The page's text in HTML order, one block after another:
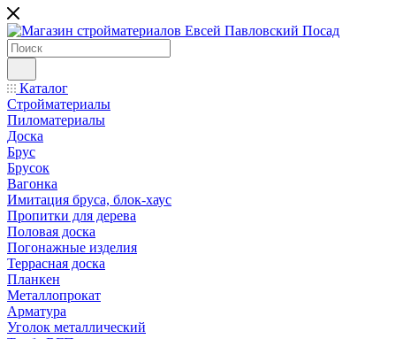
Каталог
Стройматериалы
Пиломатериалы
Доска
Брус
Брусок
Вагонка
Имитация бруса, блок-хаус
Пропитки для дерева
Половая доска
Погонажные изделия
Террасная доска
Планкен
Металлопрокат
Арматура
Уголок металлический